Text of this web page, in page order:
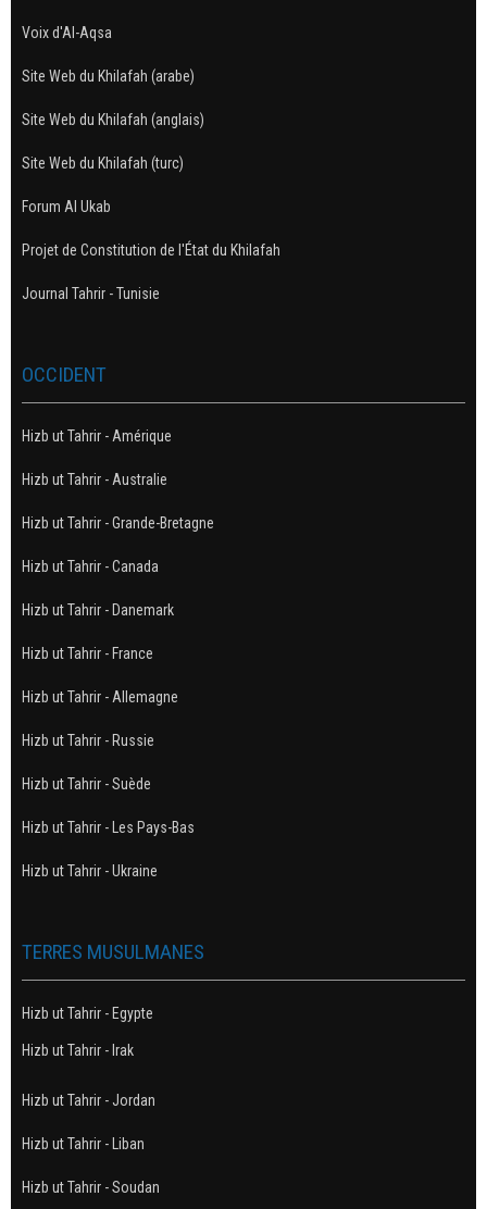
Voix d'Al-Aqsa
Site Web du Khilafah (arabe)
Site Web du Khilafah (anglais)
Site Web du Khilafah (turc)
Forum Al Ukab
Projet de Constitution de l'État du Khilafah
Journal Tahrir - Tunisie
OCCIDENT
Hizb ut Tahrir - Amérique
Hizb ut Tahrir - Australie
Hizb ut Tahrir - Grande-Bretagne
Hizb ut Tahrir - Canada
Hizb ut Tahrir - Danemark
Hizb ut Tahrir - France
Hizb ut Tahrir - Allemagne
Hizb ut Tahrir - Russie
Hizb ut Tahrir - Suède
Hizb ut Tahrir - Les Pays-Bas
Hizb ut Tahrir - Ukraine
TERRES MUSULMANES
Hizb ut Tahrir - Egypte
Hizb ut Tahrir - Irak
Hizb ut Tahrir - Jordan
Hizb ut Tahrir - Liban
Hizb ut Tahrir - Soudan